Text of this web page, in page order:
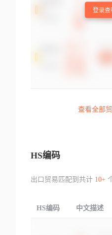
登录查
查看全部
HS编码
出口贸易匹配到共计 10+
HS编码 中文描述